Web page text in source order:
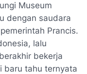
Museum
dengan saudara
Prancis.
lalu
bekerja
baru tahu ternyata